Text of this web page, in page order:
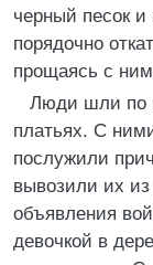
черный песок
порядочно
прощаясь с
Люди шли по
платьях. С
послужили
вывозили их
объявления
девочкой в